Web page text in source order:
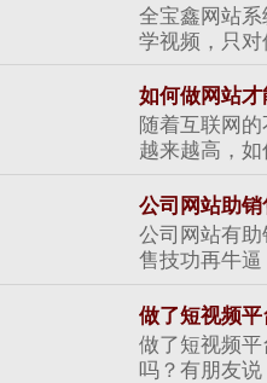
全宝鑫网站
学视频，只
如何做网站
随着互联网
越来越高，
公司网站助销
公司网站有
售技功再牛
做了短视频
做了短视频
吗？有朋友